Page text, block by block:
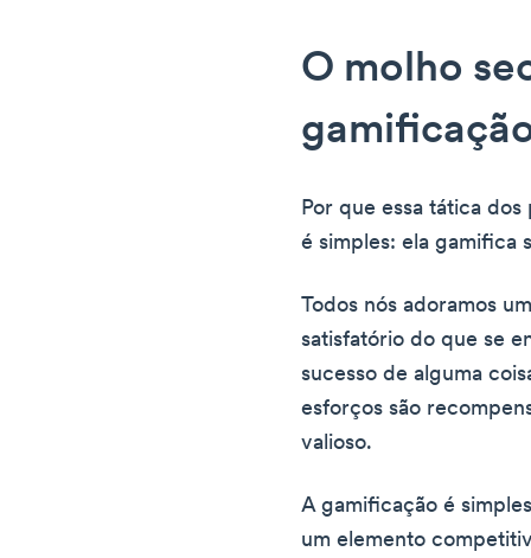
O molho
Por que essa tática
é simples: ela gamifica
Todos nós adoramos
satisfatório do que se
sucesso de alguma
esforços são
valioso.
A gamificação é
um elemento